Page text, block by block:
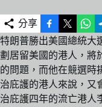
分享
特朗普勝出美國總統大
劃居留美國的港人，將
的問題，而他在競選時
治庇護的港人來說，又
治庇護四年的流亡港人